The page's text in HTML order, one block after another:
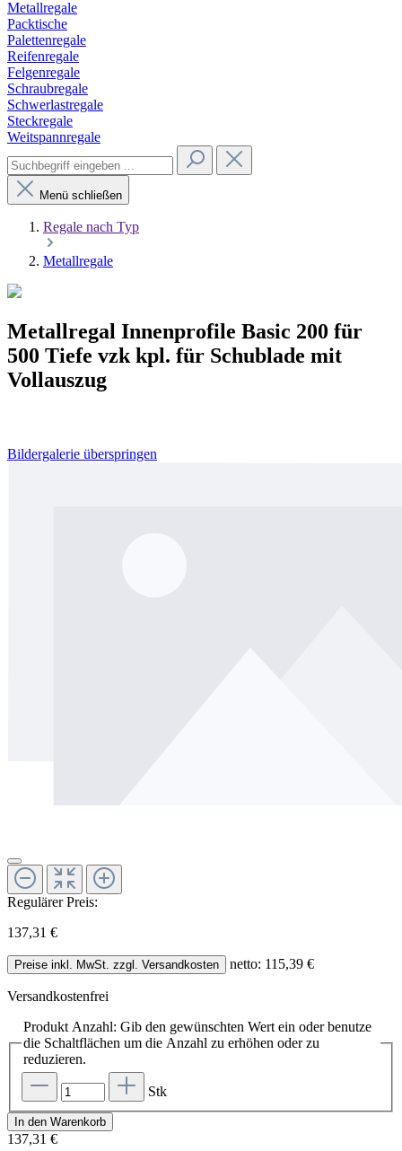
Metallregale
Packtische
Palettenregale
Reifenregale
Felgenregale
Schraubregale
Schwerlastregale
Steckregale
Weitspannregale
Menü schließen
Regale nach Typ
Metallregale
Metallregal Innenprofile Basic 200 für
500 Tiefe vzk kpl. für Schublade mit
Vollauszug
Bildergalerie überspringen
Regulärer Preis:
137,31 €
Preise inkl. MwSt. zzgl. Versandkosten netto: 115,39 €
Versandkostenfrei
Produkt Anzahl: Gib den gewünschten Wert ein oder benutze
die Schaltflächen um die Anzahl zu erhöhen oder zu
reduzieren.
Stk
In den Warenkorb
137,31 €